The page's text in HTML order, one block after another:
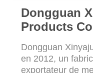
Dongguan
Products
Dongguan
en 2012, un
exportateur de